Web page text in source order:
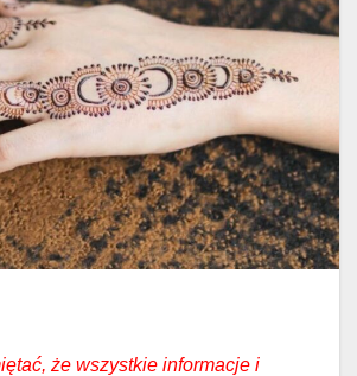
że wszystkie informacje i